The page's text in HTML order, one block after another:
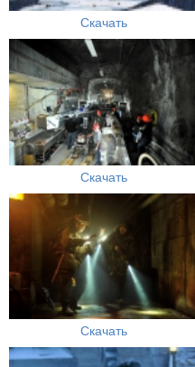
Скачать
Скачать
Скачать